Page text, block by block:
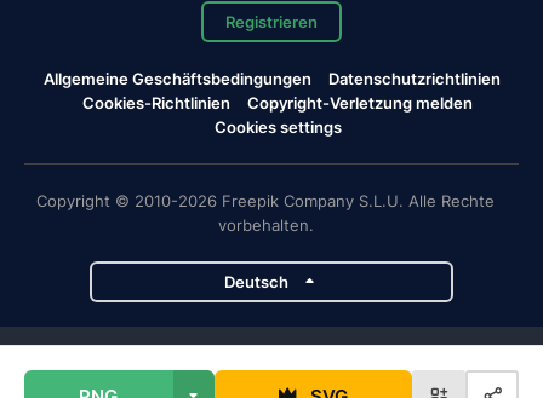
Registrieren
Allgemeine Geschäftsbedingungen
Datenschutzrichtlinien
Cookies-Richtlinien
Copyright-Verletzung melden
Cookies settings
Copyright © 2010-2026 Freepik Company S.L.U. Alle Rechte
vorbehalten.
Deutsch